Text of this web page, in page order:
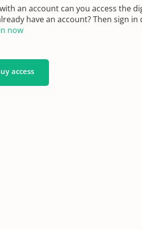
an account can you access the
have an account? Then sign
now
access